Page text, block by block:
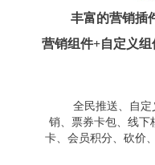
丰富的营销插
营销组件+自定义
全民推送、自
销、票券卡包、线下
卡、会员积分、砍价